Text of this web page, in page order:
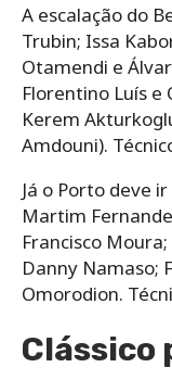
A escalação do
Trubin; Issa
Otamendi e
Florentino Luís e
Kerem
Amdouni).
Já o Porto deve
Martim
Francisco
Danny Namaso;
Omorodion.
Clássico